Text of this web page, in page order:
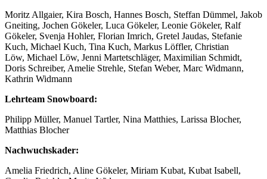
Moritz Allgaier, Kira Bosch, Hannes Bosch, Steffan Dümmel, Jakob
Gneiting, Jochen Gökeler, Luca Gökeler, Leonie Gökeler, Ralf
Gökeler, Svenja Hohler, Florian Imrich, Gretel Jaudas, Stefanie
Kuch, Michael Kuch, Tina Kuch, Markus Löffler, Christian
Löw, Michael Löw, Jenni Martetschläger, Maximilian Schmidt,
Doris Schreiber, Amelie Strehle, Stefan Weber, Marc Widmann,
Kathrin Widmann
Lehrteam Snowboard:
Philipp Müller, Manuel Tartler, Nina Matthies, Larissa Blocher,
Matthias Blocher
Nachwuchskader:
Amelia Friedrich, Aline Gökeler, Miriam Kubat, Kubat Isabell,